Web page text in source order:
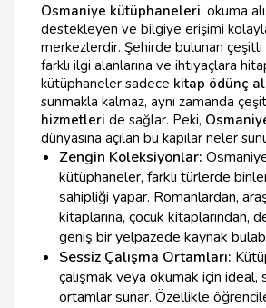
Osmaniye kütüphaneleri, okuma
destekleyen ve bilgiye erişimi
merkezlerdir. Şehirde bulunan
farklı ilgi alanlarına ve ihtiyaçlara
kütüphaneler sadece kitap ödünç
sunmakla kalmaz, aynı zamanda
hizmetleri de sağlar. Peki,
dünyasına açılan bu kapılar neler
Zengin Koleksiyonlar:
kütüphaneler, farklı türlerde
sahipliği yapar. Romanlardan,
kitaplarına, çocuk kitaplarından,
geniş bir yelpazede kaynak
Sessiz Çalışma Ortamları:
çalışmak veya okumak için ideal,
ortamlar sunar. Özellikle